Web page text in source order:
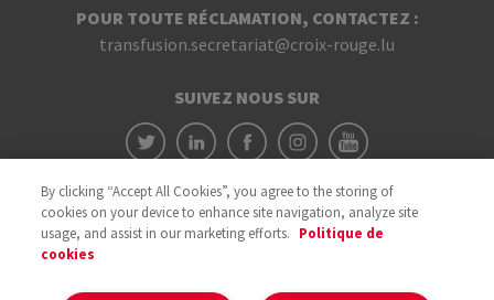
POUR TOUTE RÉCLAMATION, CONTACTEZ :
transfusion.secretariat@croix-rouge.lu
SUIVEZ NOUS SUR
By clicking “Accept All Cookies”, you agree to the storing of
cookies on your device to enhance site navigation, analyze site
usage, and assist in our marketing efforts. Politique de
cookies